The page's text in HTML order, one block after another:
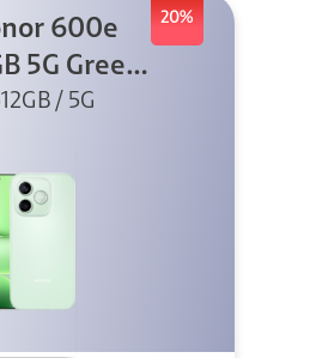
20%
600e
5G Green
+ 45W
/ 5G